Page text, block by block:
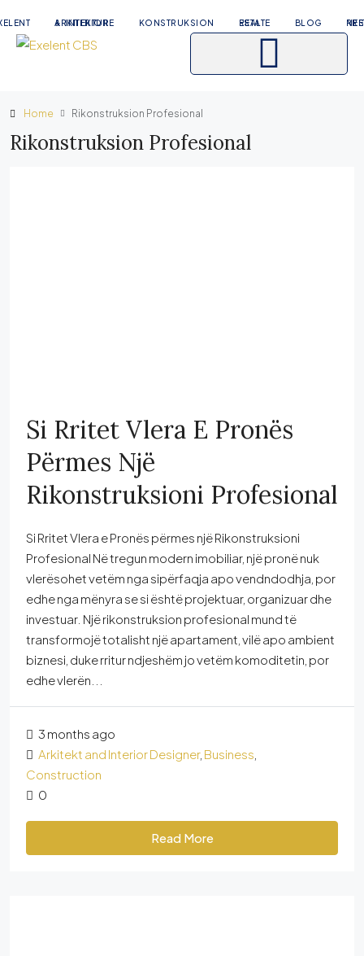
ARKITEKTURE & INTERIOR KONSTRUKSION REAL ESTATE BLOG RRETH
Home Rikonstruksion Profesional
Rikonstruksion Profesional
Si Rritet Vlera E Pronës
Përmes Një
Rikonstruksioni Profesional
Si Rritet Vlera e Pronës përmes një Rikonstruksioni
Profesional Në tregun modern imobiliar, një pronë nuk
vlerësohet vetëm nga sipërfaqja apo vendndodhja, por
edhe nga mënyra se si është projektuar, organizuar dhe
investuar. Një rikonstruksion profesional mund të
transformojë totalisht një apartament, vilë apo ambient
biznesi, duke rritur ndjeshëm jo vetëm komoditetin, por
edhe vlerën...
3 months ago
Arkitekt and Interior Designer, Business
Construction
0
Read More